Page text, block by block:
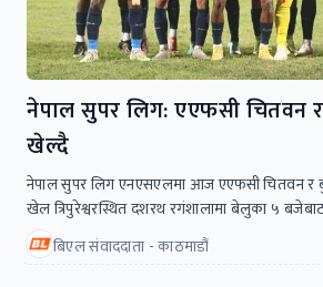
नेपाल सुपर लिग: एएफसी चितवन
खेल्दै
नेपाल सुपर लिग एनएसएलमा आज एएफसी चितवन र
खेल त्रिपुरेश्वरस्थित दशरथ रगंशालामा बेलुका ५
बिएल संवाददाता - काठमाडौं